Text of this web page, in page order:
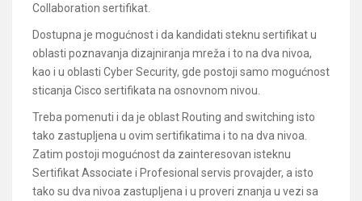
Collaboration sertifikat.
Dostupna je mogućnost i da kandidati steknu sertifikat u
oblasti poznavanja dizajniranja mreža i to na dva nivoa,
kao i u oblasti Cyber Security, gde postoji samo mogućnost
sticanja Cisco sertifikata na osnovnom nivou.
Treba pomenuti i da je oblast Routing and switching isto
tako zastupljena u ovim sertifikatima i to na dva nivoa.
Zatim postoji mogućnost da zainteresovan isteknu
Sertifikat Associate i Profesional servis provajder, a isto
tako su dva nivoa zastupljena i u proveri znanja u vezi sa